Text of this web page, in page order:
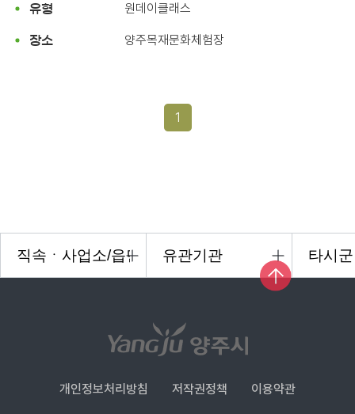
유형 원데이클래스
장소 양주목재문화체험장
1
개인정보처리방침 저작권정책 이용약관